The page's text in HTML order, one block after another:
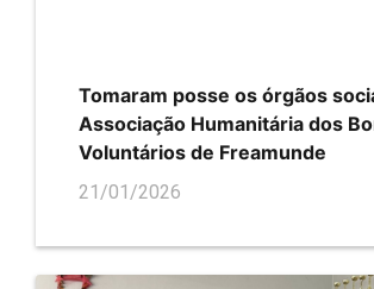
Tomaram posse os órgãos
Associação Humanitária dos
Voluntários de Freamunde
21/01/2026